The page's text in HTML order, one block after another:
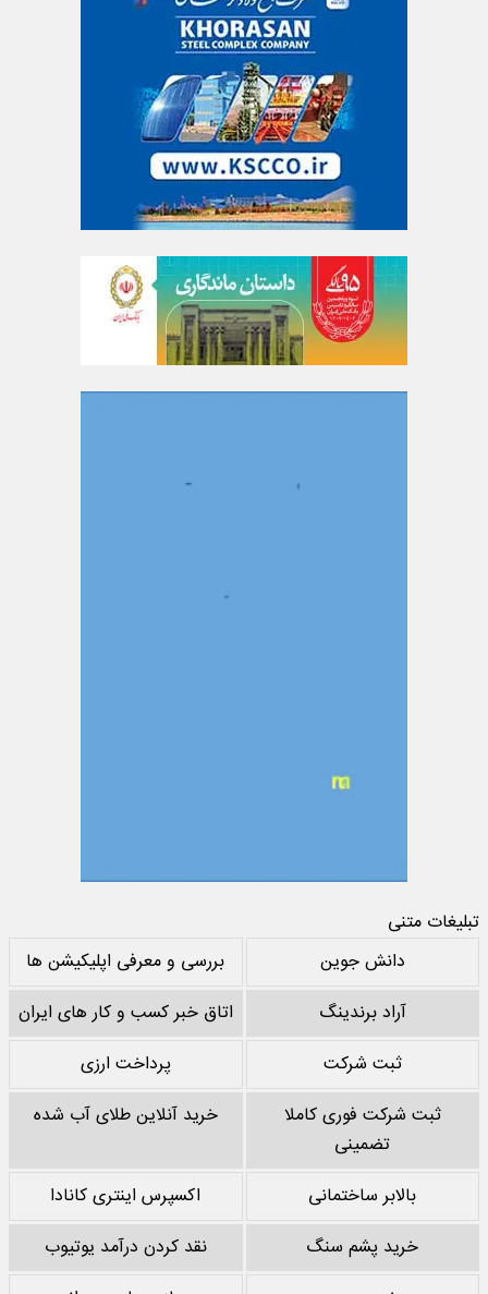
تبلیغات متنی
دانش جوین
بررسی و معرفی اپلیکیشن ها
آراد برندینگ
اتاق خبر کسب و کار های ایران
ثبت شرکت
پرداخت ارزی
ثبت شرکت فوری کاملا
تضمینی
خرید آنلاین طلای آب شده
بالابر ساختمانی
اکسپرس اینتری کانادا
خرید پشم سنگ
نقد کردن درآمد یوتیوب